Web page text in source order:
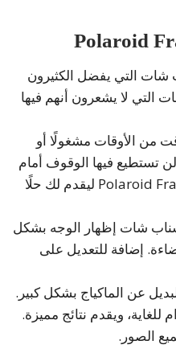
شات التي يفضل الكثيرون
التي لا يشعرون أنهم فيها
من الأوقات مشغولًا أو
تستطيع فيها الوقوف أمام
المرآة. لذلك جاء فلتر Polaroid Frame ليقدم لك حلًا
شات إظهار الوجه بشكل
إضافة للتعديل على
عن الماكياج بشكل كبير.
للغاية، ويقدم نتائج مميزة.
الصور.